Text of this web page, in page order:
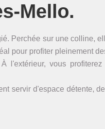
Mello.
Perchée sur une colline,
pour profiter pleinement
l'extérieur, vous
servir d'espace détente,